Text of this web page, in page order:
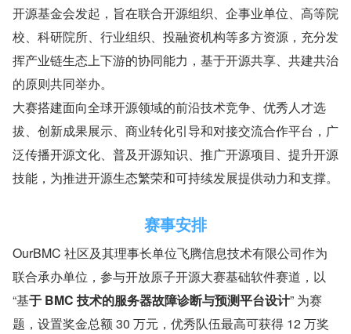
开源基金会发起，旨在联合开源组织、企事业单位、高等院
校、科研院所、行业组织、投融资机构等多方资源，充分发
挥产业链生态上下游的协同能力，基于开源共享、共建共治
的原则共同举办。
大赛搭建面向全球开源领域的前沿技术竞争、优秀人才选
拔、创新成果展示、商业转化引导和对接交流合作平台，广
泛传播开源文化、普及开源知识、推广开源项目、提升开源
技能，为推进开源生态繁荣和可持续发展提供动力和支撑。
赛事安排
OurBMC 社区及其理事长单位飞腾信息技术有限公司作为
联合承办单位，参与开放原子开源大赛基础软件赛道，以
“基于 BMC 技术的服务器故障诊断与预测平台设计” 为赛
题，设置奖金总额 30 万元，优秀队伍最高可获得 12 万奖